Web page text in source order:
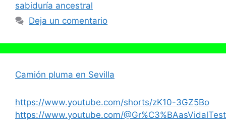
sabiduría ancestral
Deja un comentario
Camión pluma en Sevilla
https://www.youtube.com/shorts/zK10-3GZ5Bo
https://www.youtube.com/